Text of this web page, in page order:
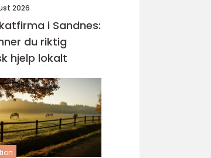
2026
i Sandnes:
du riktig
hjelp lokalt